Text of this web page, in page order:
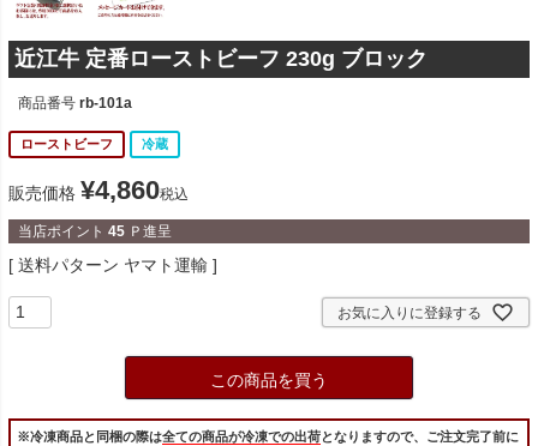
近江牛 定番ローストビーフ 230g ブロック
商品番号 rb-101a
ローストビーフ 冷蔵
販売価格 ¥4,860税込
当店ポイント 45 Ｐ進呈
送料パターン ヤマト運輸
お気に入りに登録する
この商品を買う
※冷凍商品と同梱の際は全ての商品が冷凍での出荷となりますので、ご注文完了前に